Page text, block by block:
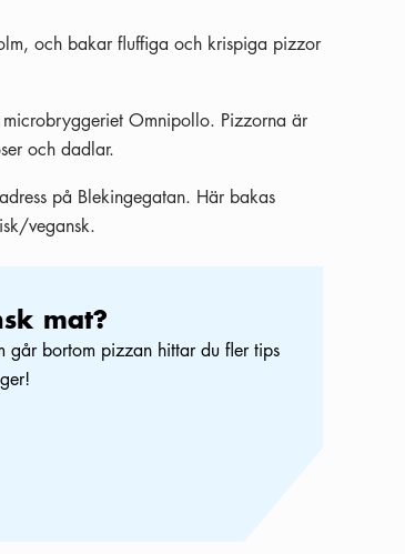
och bakar fluffiga och krispiga pizzor
Omnipollo. Pizzorna är
och dadlar.
på Blekingegatan. Här bakas
vegansk.
mat?
går bortom pizzan hittar du fler tips